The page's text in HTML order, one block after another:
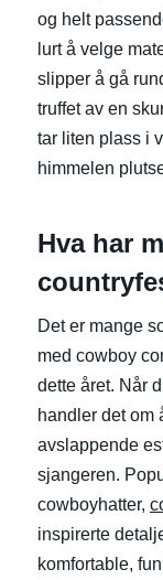
og helt
lurt å velge
slipper å gå
truffet av en
tar liten plass i
himmelen
Hva har
Det er mange
med cowboy
dette året. Når
handler det om
avslappende
sjangeren.
cowboyhatter,
inspirerte
komfortable,